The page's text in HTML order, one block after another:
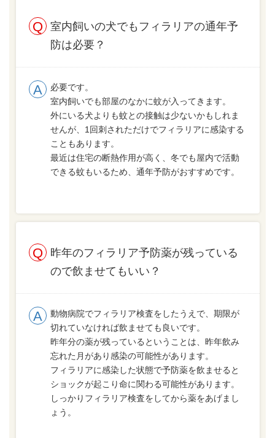
室内飼いの犬でもフィラリアの通年予
防は必要？
必要です。
室内飼いでも部屋のなかに蚊が入ってきます。
外にいる犬よりも蚊との接触は少ないかもしれま
せんが、1回刺されただけでフィラリアに感染する
こともあります。
最近は住宅の断熱作用が高く、冬でも屋内で活動
できる蚊もいるため、通年予防がおすすめです。
昨年のフィラリア予防薬が残っている
ので飲ませてもいい？
動物病院でフィラリア検査をしたうえで、期限が
切れていなければ飲ませても良いです。
昨年分の薬が残っているということは、昨年飲み
忘れた月があり感染の可能性があります。
フィラリアに感染した状態で予防薬を飲ませると
ショックが起こり命に関わる可能性があります。
しっかりフィラリア検査をしてから薬をあげまし
ょう。